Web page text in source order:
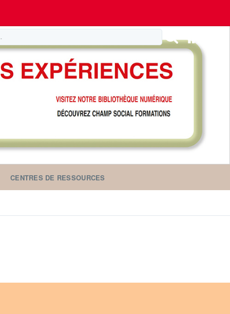
CENTRES DE RESSOURCES